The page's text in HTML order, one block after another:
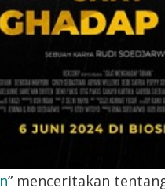
” menceritakan